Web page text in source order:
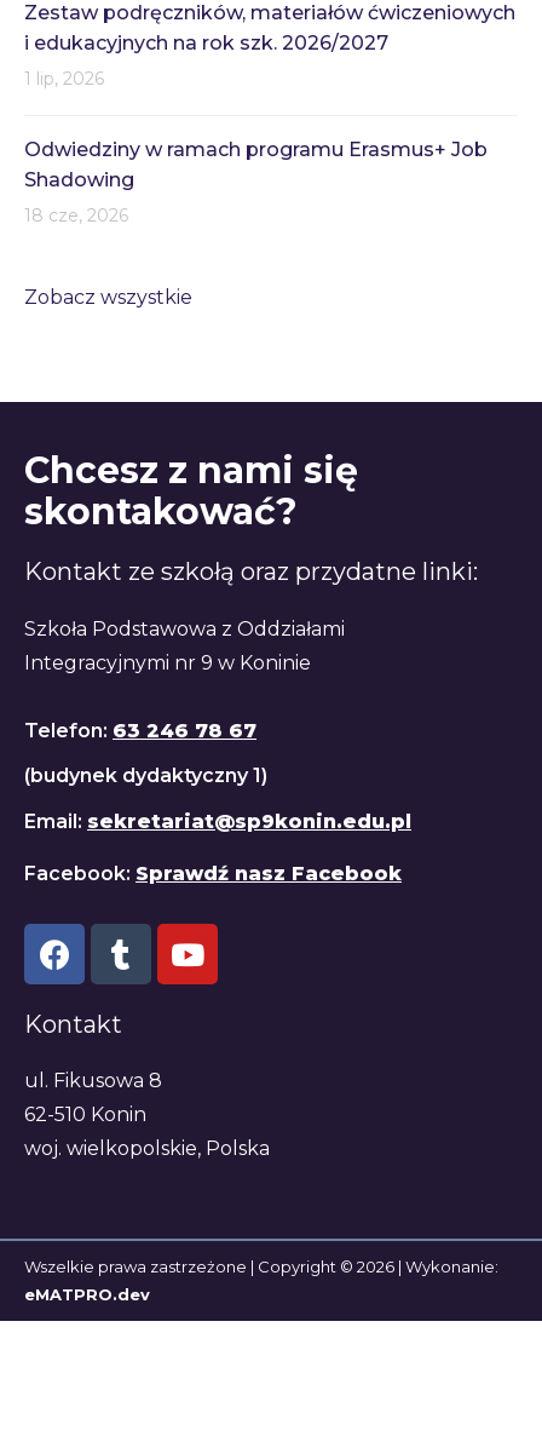
Zestaw podręczników, materiałów ćwiczeniowych
i edukacyjnych na rok szk. 2026/2027
1 lip, 2026
Odwiedziny w ramach programu Erasmus+ Job
Shadowing
18 cze, 2026
Zobacz wszystkie
Chcesz z nami się
skontakować?
Kontakt ze szkołą oraz przydatne linki:
Szkoła Podstawowa z Oddziałami
Integracyjnymi nr 9 w Koninie
Telefon: 63 246 78 67
(budynek dydaktyczny 1)
Email: sekretariat@sp9konin.edu.pl
Facebook: Sprawdź nasz Facebook
Kontakt
ul. Fikusowa 8
62-510 Konin
woj. wielkopolskie, Polska
Wszelkie prawa zastrzeżone | Copyright © 2026 | Wykonanie:
eMATPRO.dev